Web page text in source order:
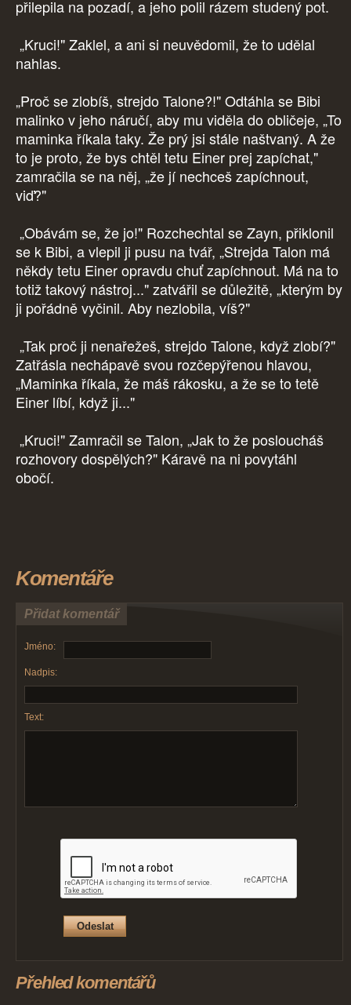
přilepila na pozadí, a jeho polil rázem studený pot.
„Kruci!" Zaklel, a ani si neuvědomil, že to udělal
nahlas.
„Proč se zlobíš, strejdo Talone?!" Odtáhla se Bibi
malinko v jeho náručí, aby mu viděla do obličeje, „To
maminka říkala taky. Že prý jsi stále naštvaný. A že
to je proto, že bys chtěl tetu Einer prej zapíchat,"
zamračila se na něj, „že jí nechceš zapíchnout,
viď?"
„Obávám se, že jo!" Rozchechtal se Zayn, přiklonil
se k Bibi, a vlepil ji pusu na tvář, „Strejda Talon má
někdy tetu Einer opravdu chuť zapíchnout. Má na to
totiž takový nástroj..." zatvářil se důležitě, „kterým by
ji pořádně vyčinil. Aby nezlobila, víš?"
„Tak proč ji nenařežeš, strejdo Talone, když zlobí?"
Zatřásla nechápavě svou rozčepýřenou hlavou,
„Maminka říkala, že máš rákosku, a že se to tetě
Einer líbí, když ji..."
„Kruci!" Zamračil se Talon, „Jak to že posloucháš
rozhovory dospělých?" Káravě na ni povytáhl
obočí.
Komentáře
Přidat komentář
Jméno:
Nadpis:
Text:
Přehled komentářů